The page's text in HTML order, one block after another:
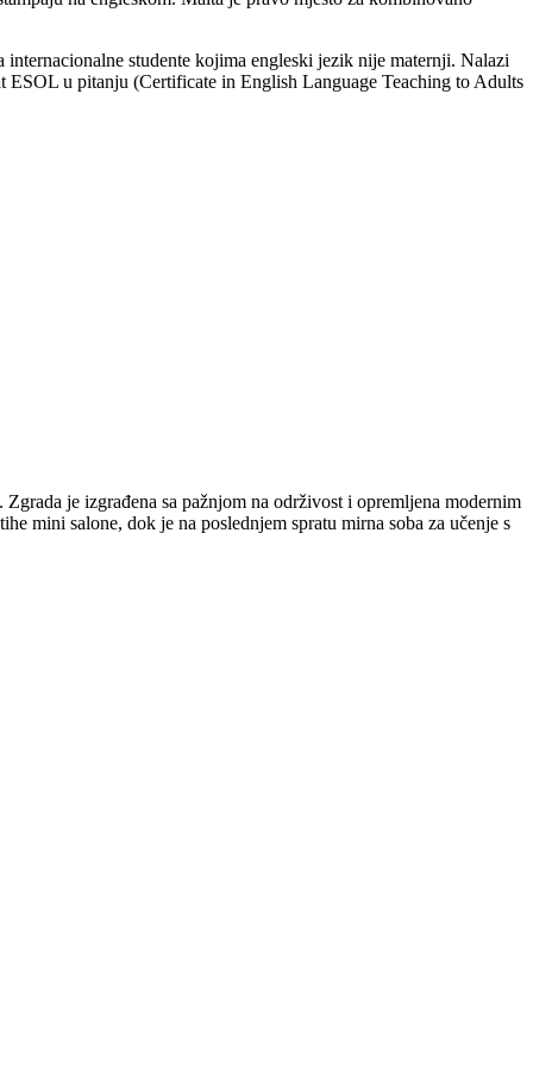
studente kojima engleski jezik nije maternji. Nalazi
u pitanju (Certificate in English Language Teaching to Adults
je izgrađena sa pažnjom na održivost i opremljena modernim
mini salone, dok je na poslednjem spratu mirna soba za učenje s